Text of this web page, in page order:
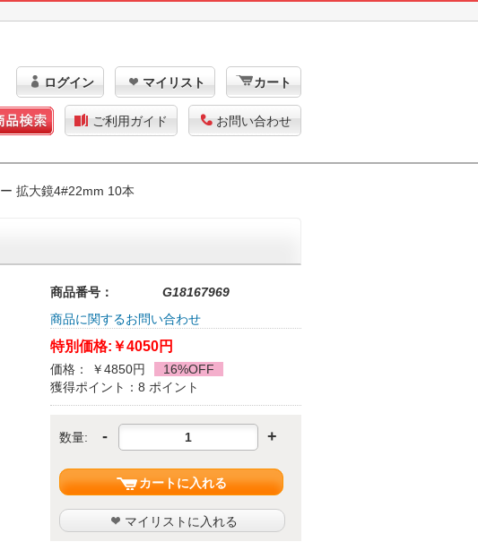
ログイン マイリスト カート
ご利用ガイド お問い合わせ
拡大鏡4#22mm 10本
商品番号：
G18167969
商品に関するお問い合わせ
特別価格: ￥4050円
価格： ￥4850円
16%OFF
獲得ポイント：8 ポイント
数量: - +
カートに入れる
マイリストに入れる